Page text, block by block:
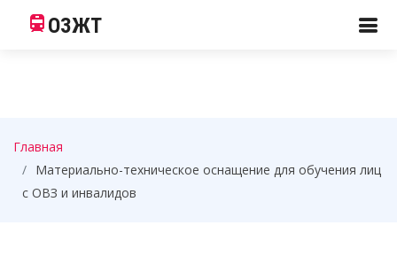
ОЗЖТ
Главная
Материально-техническое оснащение для обучения лиц
с ОВЗ и инвалидов